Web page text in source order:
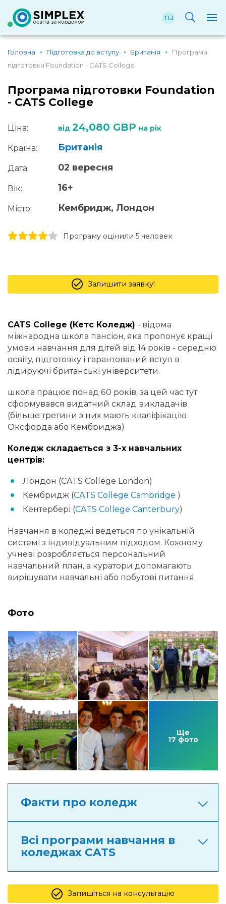
ru
Головна Підготовка до вступу Британія
Програма
підготовки Foundation - CATS College
Програма підготовки Foundation
- CATS College
Ціна: від 24,080 GBP на рік
Країна: Британія
Дата: 02 вересня
Вік: 16+
Місто: Кембридж, Лондон
5 stars
4 stars
3 stars
2 stars
1 stars Програму оцінили 5 человек
Залишити заявку!
CATS College (Кетс Коледж) - відома
міжнародна школа пансіон, яка пропонує кращі
умови навчання для дітей від 14 років - середню
освіту, підготовку і гарантований вступ в
лідируючі британські університети.
школа працює понад 60 років, за цей час тут
сформувався видатний склад викладачів
(більше третини з них мають кваліфікацію
Оксфорда або Кембриджа)
Коледж складається з 3-х навчальних
центрів:
Лондон (CATS College London)
Кембридж (CATS College Cambridge )
Кентербері (CATS College Canterbury)
Навчання в коледжі ведеться по унікальній
системі з індивідуальним підходом. Кожному
учневі розробляється персональний
навчальний план, а куратори допомагають
вирішувати навчальні або побутові питання.
Фото
Ще
17 фото
Факти про коледж
Всі програми навчання в
коледжах CATS
Запишіться на консультацію